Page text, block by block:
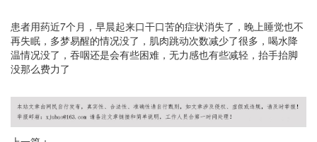
患者用药近7个月，早晨起来口干口苦的症状消失了，晚上睡觉也不
再失眠，多梦易醒的情况没了，肌肉跳动次数减少了很多，喝水降
温情况没了，吞咽还是会有些困难，无力感也有些减轻，抬手抬脚
没那么费力了